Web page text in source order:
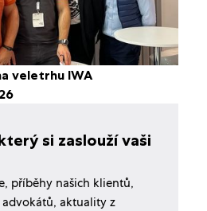
veletrhu IWA
si zaslouží vaši
příběhy našich klientů,
aktuality z